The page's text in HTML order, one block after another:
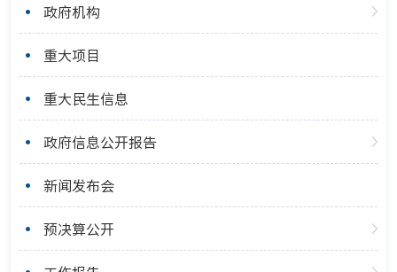
政府机构
重大项目
重大民生信息
政府信息公开报告
新闻发布会
预决算公开